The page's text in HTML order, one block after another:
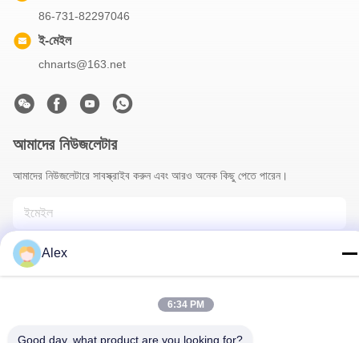
86-731-82297046
ই-মেইল
chnarts@163.net
আমাদের নিউজলেটার
আমাদের নিউজলেটারে সাবস্ক্রাইব করুন এবং আরও অনেক কিছু পেতে পারেন।
Alex
6:34 PM
Good day, what product are you looking for?